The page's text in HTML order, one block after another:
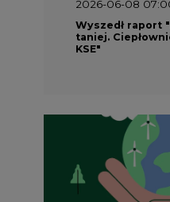
2026-05-23 16:00